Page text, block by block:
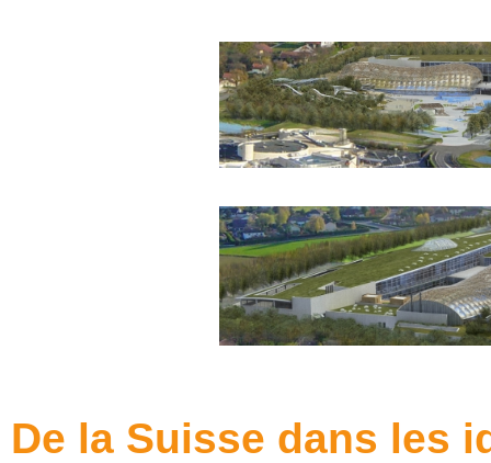
De la Suisse dans les